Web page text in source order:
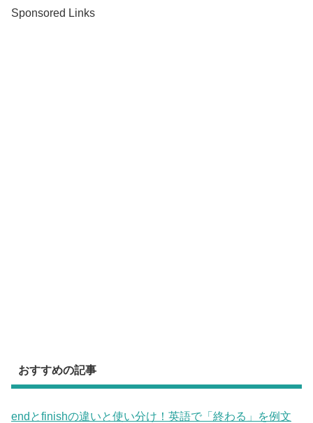
Sponsored Links
おすすめの記事
endとfinishの違いと使い分け！英語で「終わる」を例文